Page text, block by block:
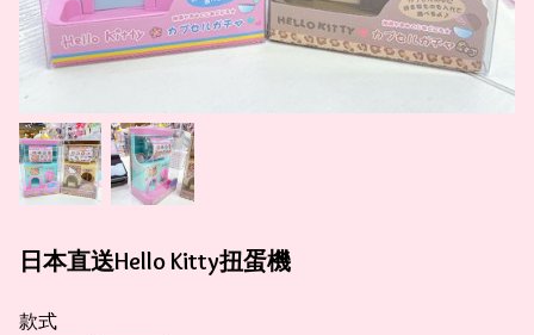
日本直送Hello Kitty扭蛋機
款式